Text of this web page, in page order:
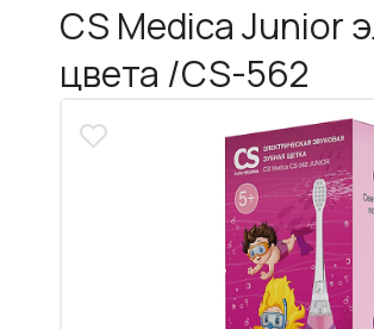
CS Medica Junior
цвета /CS-562